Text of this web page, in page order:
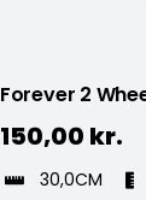
Forever 2
150,00 kr.
30,0CM